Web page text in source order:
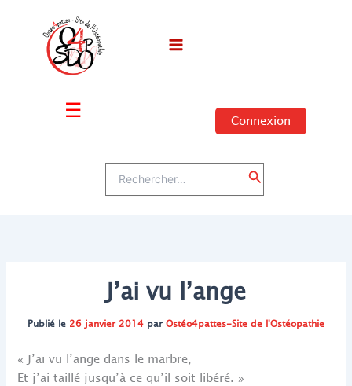
☰ Connexion
Rechercher
J’ai vu l’ange
Publié le 26 janvier 2014 parOstéo4pattes-Site de l'Ostéopathie
« J’ai vu l’ange dans le marbre,
Et j’ai taillé jusqu’à ce qu’il soit libéré. »